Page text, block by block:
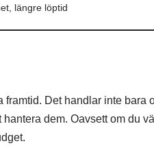
längre löptid
Det handlar inte bara
dem. Oavsett om du